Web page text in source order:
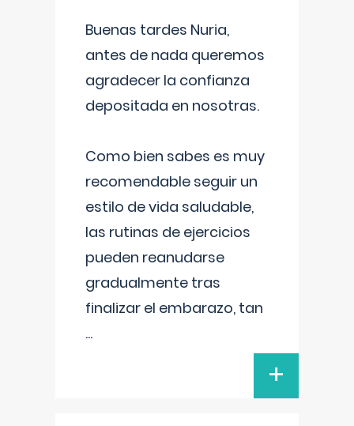
Buenas tardes Nuria,
antes de nada queremos
agradecer la confianza
depositada en nosotras.
Como bien sabes es muy
recomendable seguir un
estilo de vida saludable,
las rutinas de ejercicios
pueden reanudarse
gradualmente tras
finalizar el embarazo, tan
...
+